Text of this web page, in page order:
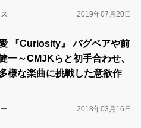
2019年07月20日
『Curiosity』 バグベアや前
一～CMJKらと初手合わせ、
様な楽曲に挑戦した意欲作
2018年03月16日